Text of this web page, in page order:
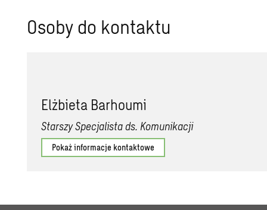
Osoby do kontaktu
Elżbieta Barhoumi
Starszy Specjalista ds. Komunikacji
Pokaż informacje kontaktowe